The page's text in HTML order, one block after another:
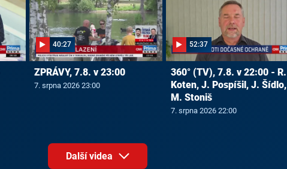
40:27
ZPRÁVY, 7.8. v 23:00
7. srpna 2026 23:00
52:37
360° (TV), 7.8. v 22:00 - R.
Koten, J. Pospíšil, J. Šídlo,
M. Stoniš
7. srpna 2026 22:00
Další videa